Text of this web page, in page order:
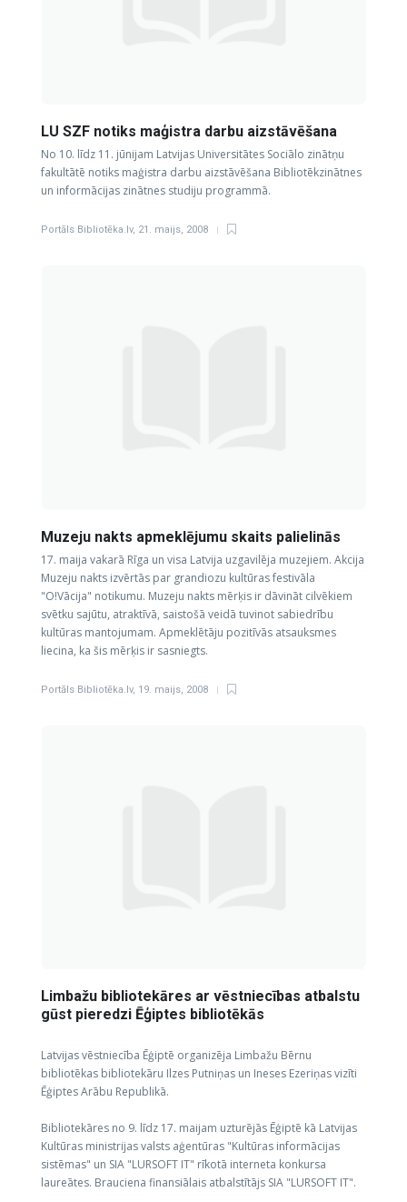
LU SZF notiks maģistra darbu aizstāvēšana
No 10. līdz 11. jūnijam Latvijas Universitātes Sociālo zinātņu
fakultātē notiks maģistra darbu aizstāvēšana Bibliotēkzinātnes
un informācijas zinātnes studiju programmā.
Portāls Bibliotēka.lv, 21. maijs, 2008
Muzeju nakts apmeklējumu skaits palielinās
17. maija vakarā Rīga un visa Latvija uzgavilēja muzejiem. Akcija
Muzeju nakts izvērtās par grandiozu kultūras festivāla
"O!Vācija" notikumu. Muzeju nakts mērķis ir dāvināt cilvēkiem
svētku sajūtu, atraktīvā, saistošā veidā tuvinot sabiedrību
kultūras mantojumam. Apmeklētāju pozitīvās atsauksmes
liecina, ka šis mērķis ir sasniegts.
Portāls Bibliotēka.lv, 19. maijs, 2008
Limbažu bibliotekāres ar vēstniecības atbalstu
gūst pieredzi Ēģiptes bibliotēkās
Latvijas vēstniecība Ēģiptē organizēja Limbažu Bērnu
bibliotēkas bibliotekāru Ilzes Putniņas un Ineses Ezeriņas vizīti
Ēģiptes Arābu Republikā.
Bibliotekāres no 9. līdz 17. maijam uzturējās Ēģiptē kā Latvijas
Kultūras ministrijas valsts aģentūras "Kultūras informācijas
sistēmas" un SIA "LURSOFT IT" rīkotā interneta konkursa
laureātes. Brauciena finansiālais atbalstītājs SIA "LURSOFT IT".